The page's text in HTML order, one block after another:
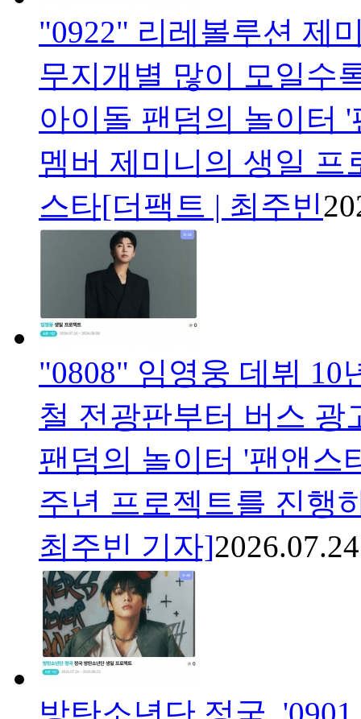
"0922" 리레볼루션 제
무지개별 많이 모일수
아이돌 팬덤의 놀이터
멤버 제미니의 생일 프
스타[더팩트 | 최주빈
"0808" 임영웅 데뷔 10
철 전광판부터 버스 광
팬덤의 놀이터 '팬앤스
주년 프로젝트를 진행
최주빈 기자]